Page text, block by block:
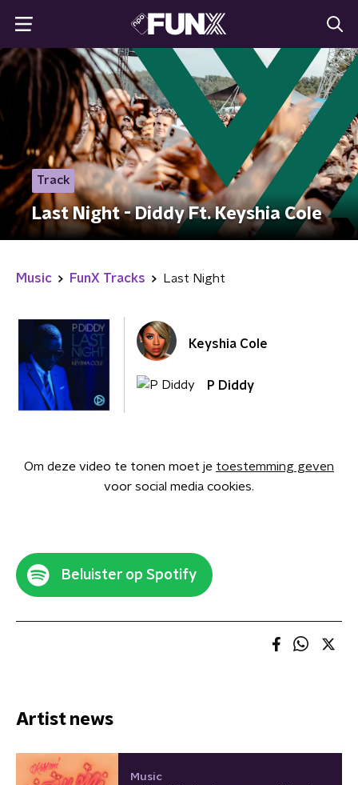
Track
Last Night - Diddy Ft. Keyshia Cole
Music FunX Tracks Last Night
Keyshia Cole
P Diddy
Om deze video te tonen moet je toestemming geven
voor social media cookies.
Beluister op Spotify
Artist news
Music